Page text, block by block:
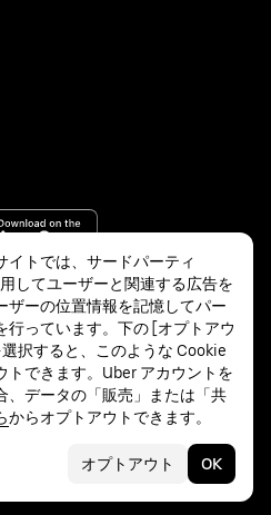
イトでは、サードパーティ
してユーザーと関連する広告を
ザーの位置情報を記憶してパー
行っています。下の [オプトアウ
選択すると、このような Cookie
トできます。Uber アカウントを
、データの「販売」または「共
からオプトアウトできます。
オプトアウト OK